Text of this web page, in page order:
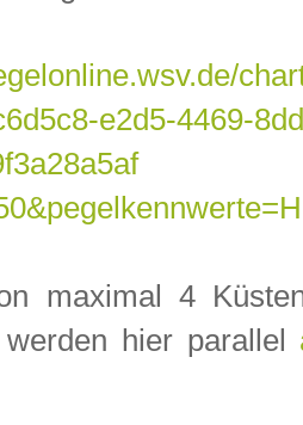
e2d5-4469-
maximal 4
werden hier parallel